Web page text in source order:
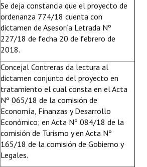
Se deja constancia que el proyecto de
ordenanza 774/18 cuenta con
dictamen de Asesoría Letrada Nº
227/18 de fecha 20 de febrero de
2018.
Concejal Contreras da lectura al
dictamen conjunto del proyecto en
tratamiento el cual consta en el Acta
Nº 065/18 de la comisión de
Economía, Finanzas y Desarrollo
Económico; en Acta Nº 084/18 de la
comisión de Turismo y en Acta Nº
165/18 de la comisión de Gobierno y
Legales.